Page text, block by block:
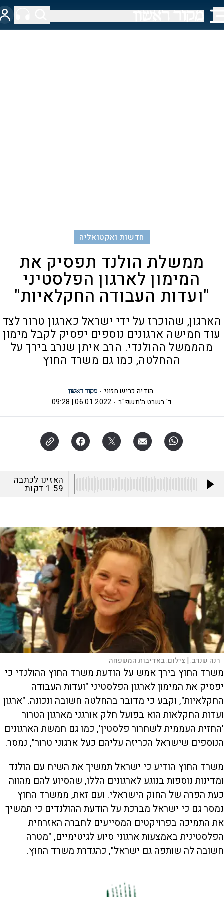
חדשות ואקטואליה
ממשלת הולנד תפסיק את
המימון לארגון הפלסטיני
"ועדות העבודה החקלאיות"
הארגון, שהוכרז על ידי ישראל כארגון טרור לצד
עוד חמישה ארגונים נוספים יפסיק לקבל מימון
מהממשל ההולנדי. הרב איתן שנרב בירך על
ההחלטה, כמו גם משרד החוץ
הודיה כריש חזוני
ד' בשבט ה׳תשפ"ב
06.01.2022 | 09:28
האזינו לכתבה
1:59 דקות
רנה שנרב. | צילום:באדיבות המשפחה
משרד החוץ בירך אמש על הודעת משרד החוץ ההולנדי כי
יפסיק את המימון לארגון הפלסטיני "ועדות העבודה
החקלאיות", וקבע כי מדובר בהחלטה חשובה ונכונה. "ארגון
ועדות החקלאות הוא בפועל חלק אורגני מארגון הטרור
'החזית העממית לשחרור פלסטין', כמו גם חמשת הארגונים
הנוספים שישראל הכריזה עליהם כעל ארגוני טרור", נמסר.
משרד החוץ הודיע כי ישראל תמשיך את השיח עם הולנד
ומדינות נוספות בנוגע לארגונים הללו, שהסיוע להם מהווה
כעת הפרה של החוק הישראלי. ועם זאת, ממשרד החוץ
נמסר גם כי ישראל מברכת על הודעת ההולנדים כי תמשיך
את התמיכה בפרויקטים המסייעים לחברה האזרחית
הפלסטינית באמצעות ארגוני סיוע לגיטימיים, "מטרה
חשובה לה שותפה גם ישראל", כהגדרת משרד החוץ.